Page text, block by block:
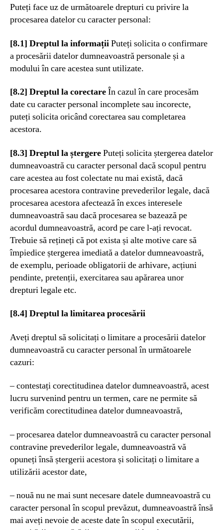
Puteți face uz de următoarele drepturi cu privire la
procesarea datelor cu caracter personal:
[8.1] Dreptul la informațiiPuteți solicita o confirmare
a procesării datelor dumneavoastră personale și a
modului în care acestea sunt utilizate.
[8.2] Dreptul la corectareÎn cazul în care procesăm
date cu caracter personal incomplete sau incorecte,
puteți solicita oricând corectarea sau completarea
acestora.
[8.3] Dreptul la ștergerePuteți solicita ștergerea datelor
dumneavoastră cu caracter personal dacă scopul pentru
care acestea au fost colectate nu mai există, dacă
procesarea acestora contravine prevederilor legale, dacă
procesarea acestora afectează în exces interesele
dumneavoastră sau dacă procesarea se bazează pe
acordul dumneavoastră, acord pe care l-ați revocat.
Trebuie să rețineți că pot exista și alte motive care să
împiedice ștergerea imediată a datelor dumneavoastră,
de exemplu, perioade obligatorii de arhivare, acțiuni
pendinte, pretenții, exercitarea sau apărarea unor
drepturi legale etc.
[8.4] Dreptul la limitarea procesării
Aveți dreptul să solicitați o limitare a procesării datelor
dumneavoastră cu caracter personal în următoarele
cazuri:
– contestați corectitudinea datelor dumneavoastră, acest
lucru survenind pentru un termen, care ne permite să
verificăm corectitudinea datelor dumneavoastră,
– procesarea datelor dumneavoastră cu caracter personal
contravine prevederilor legale, dumneavoastră vă
opuneți însă ștergerii acestora și solicitați o limitare a
utilizării acestor date,
– nouă nu ne mai sunt necesare datele dumneavoastră cu
caracter personal în scopul prevăzut, dumneavoastră însă
mai aveți nevoie de aceste date în scopul executării,